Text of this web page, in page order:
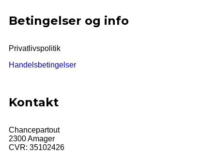
Betingelser og info
Privatlivspolitik
Handelsbetingelser
Kontakt
Chancepartout
2300 Amager
CVR: 35102426